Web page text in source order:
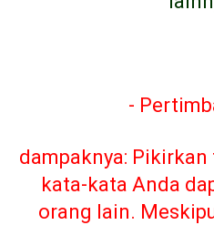
-
dampaknya:
kata-kata Anda
orang lain.